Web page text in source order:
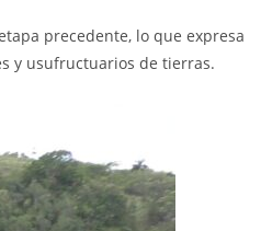
precedente, lo que expresa
y usufructuarios de tierras.